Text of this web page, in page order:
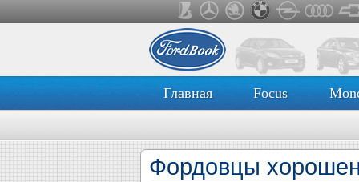
Главная Focus
Фордовцы